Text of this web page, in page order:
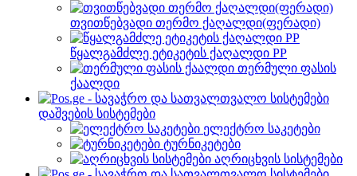
თვითწებვადი თერმო ქაღალდი(ფერადი)
წყალგამძლე ეტიკეტის ქაღალდი PP
თერმული ფასის
ქაალდი
დაშვების სისტემები
ელექტრო საკეტები
ტურნიკეტები
აღრიცხვის სისტემები